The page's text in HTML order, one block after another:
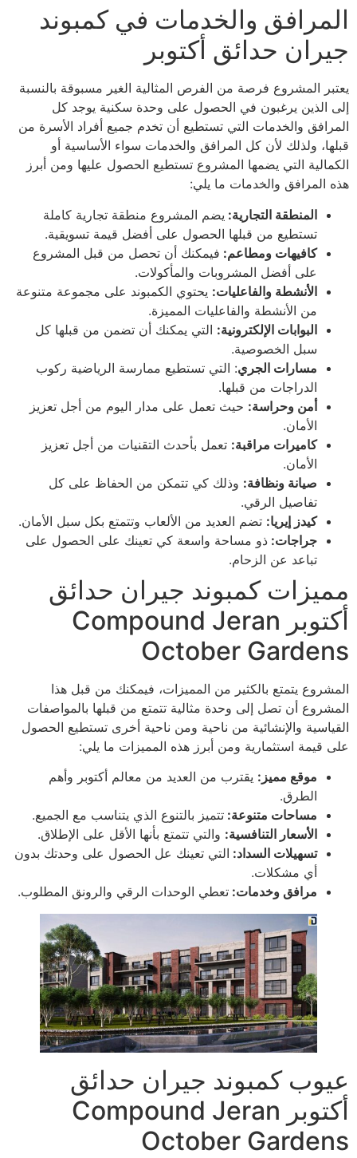
المرافق والخدمات في كمبوند
جيران حدائق أكتوبر
يعتبر المشروع فرصة من الفرص المثالية الغير مسبوقة بالنسبة
إلى الذين يرغبون في الحصول على وحدة سكنية يوجد كل
المرافق والخدمات التي تستطيع أن تخدم جميع أفراد الأسرة من
قبلها، ولذلك لأن كل المرافق والخدمات سواء الأساسية أو
الكمالية التي يضمها المشروع تستطيع الحصول عليها ومن أبرز
هذه المرافق والخدمات ما يلي:
المنطقة التجارية: يضم المشروع منطقة تجارية كاملة
تستطيع من قبلها الحصول على أفضل قيمة تسويقية.
كافيهات ومطاعم: فيمكنك أن تحصل من قبل المشروع
على أفضل المشروبات والمأكولات.
الأنشطة والفاعليات: يحتوي الكمبوند على مجموعة متنوعة
من الأنشطة والفاعليات المميزة.
البوابات الإلكترونية: التي يمكنك أن تضمن من قبلها كل
سبل الخصوصية.
مسارات الجري: التي تستطيع ممارسة الرياضية ركوب
الدراجات من قبلها.
أمن وحراسة: حيث تعمل على مدار اليوم من أجل تعزيز
الأمان.
كاميرات مراقبة: تعمل بأحدث التقنيات من أجل تعزيز
الأمان.
صيانة ونظافة: وذلك كي تتمكن من الحفاظ على كل
تفاصيل الرقي.
كيدز إيريا: تضم العديد من الألعاب وتتمتع بكل سبل الأمان.
جراجات: ذو مساحة واسعة كي تعينك على الحصول على
تباعد عن الزحام.
مميزات كمبوند جيران حدائق
أكتوبر Compound Jeran
October Gardens
المشروع يتمتع بالكثير من المميزات، فيمكنك من قبل هذا
المشروع أن تصل إلى وحدة مثالية تتمتع من قبلها بالمواصفات
القياسية والإنشائية من ناحية ومن ناحية أخرى تستطيع الحصول
على قيمة استثمارية ومن أبرز هذه المميزات ما يلي:
موقع مميز: يقترب من العديد من معالم أكتوبر وأهم
الطرق.
مساحات متنوعة: تتميز بالتنوع الذي يتناسب مع الجميع.
الأسعار التنافسية: والتي تتمتع بأنها الأقل على الإطلاق.
تسهيلات السداد: التي تعينك عل الحصول على وحدتك بدون
أي مشكلات.
مرافق وخدمات: تعطي الوحدات الرقي والرونق المطلوب.
عيوب كمبوند جيران حدائق
أكتوبر Compound Jeran
October Gardens